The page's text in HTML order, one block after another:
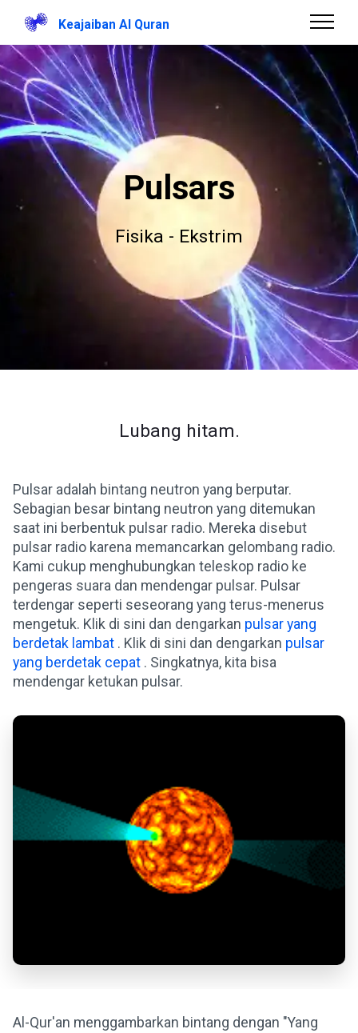
Keajaiban Al Quran
Pulsars
Fisika - Ekstrim
Lubang hitam.
Pulsar adalah bintang neutron yang berputar.
Sebagian besar bintang neutron yang ditemukan
saat ini berbentuk pulsar radio. Mereka disebut
pulsar radio karena memancarkan gelombang radio.
Kami cukup menghubungkan teleskop radio ke
pengeras suara dan mendengar pulsar. Pulsar
terdengar seperti seseorang yang terus-menerus
mengetuk. Klik di sini dan dengarkan pulsar yang
berdetak lambat . Klik di sini dan dengarkan pulsar
yang berdetak cepat . Singkatnya, kita bisa
mendengar ketukan pulsar.
Al-Qur'an menggambarkan bintang dengan "Yang